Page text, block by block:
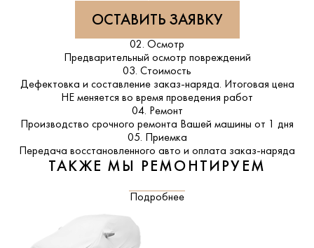
ОСТАВИТЬ ЗАЯВКУ
02. Осмотр
Предварительный осмотр повреждений
03. Стоимость
Дефектовка и составление заказ-наряда. Итоговая цена
НЕ меняется во время проведения работ
04. Ремонт
Производство срочного ремонта Вашей машины от 1 дня
05. Приемка
Передача восстановленного авто и оплата заказ-наряда
ТАКЖЕ МЫ РЕМОНТИРУЕМ
Подробнее